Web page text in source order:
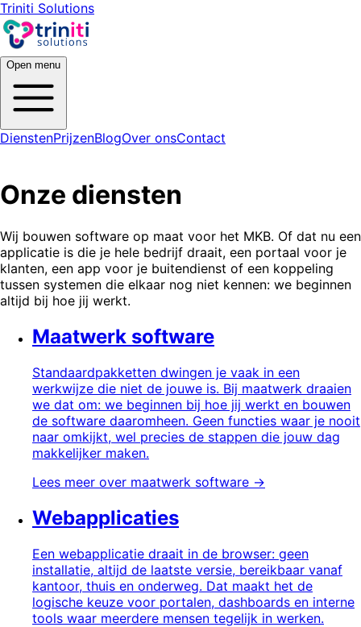
Triniti Solutions
Open menu
DienstenPrijzenBlogOver onsContact
Onze diensten
Wij bouwen software op maat voor het MKB. Of dat nu een
applicatie is die je hele bedrijf draait, een portaal voor je
klanten, een app voor je buitendienst of een koppeling
tussen systemen die elkaar nog niet kennen: we beginnen
altijd bij hoe jij werkt.
Maatwerk software
Standaardpakketten dwingen je vaak in een
werkwijze die niet de jouwe is. Bij maatwerk draaien
we dat om: we beginnen bij hoe jij werkt en bouwen
de software daaromheen. Geen functies waar je nooit
naar omkijkt, wel precies de stappen die jouw dag
makkelijker maken.
Lees meer over maatwerk software →
Webapplicaties
Een webapplicatie draait in de browser: geen
installatie, altijd de laatste versie, bereikbaar vanaf
kantoor, thuis en onderweg. Dat maakt het de
logische keuze voor portalen, dashboards en interne
tools waar meerdere mensen tegelijk in werken.